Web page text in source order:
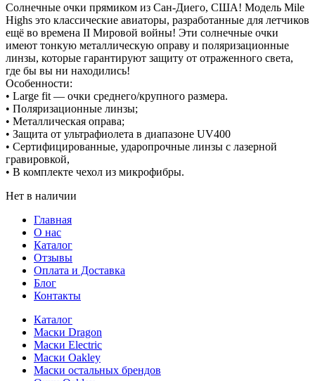
Солнечные очки прямиком из Сан-Диего, США! Модель Mile
Highs это классические авиаторы, разработанные для летчиков
ещё во времена II Мировой войны! Эти солнечные очки
имеют тонкую металлическую оправу и поляризационные
линзы, которые гарантируют защиту от отраженного света,
где бы вы ни находились!
Особенности:
• Large fit — очки среднего/крупного размера.
• Поляризационные линзы;
• Металлическая оправа;
• Защита от ультрафиолета в диапазоне UV400
• Сертифицированные, ударопрочные линзы с лазерной
гравировкой,
• В комплекте чехол из микрофибры.
Нет в наличии
Главная
О нас
Каталог
Отзывы
Оплата и Доставка
Блог
Контакты
Каталог
Маски Dragon
Маски Electric
Маски Oakley
Маски остальных брендов